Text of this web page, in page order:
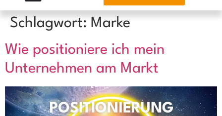
Schlagwort: Marke
Wie positioniere ich mein
Unternehmen am Markt